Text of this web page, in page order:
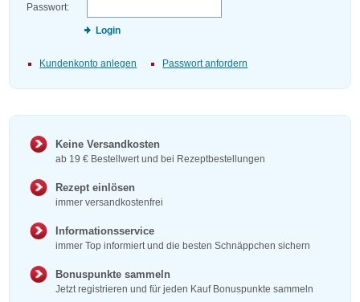
Passwort:
Login
Kundenkonto anlegen Passwort anfordern
Keine Versandkosten
ab 19 € Bestellwert und bei Rezeptbestellungen
Rezept einlösen
immer versandkostenfrei
Informationsservice
immer Top informiert und die besten Schnäppchen sichern
Bonuspunkte sammeln
Jetzt registrieren und für jeden Kauf Bonuspunkte sammeln